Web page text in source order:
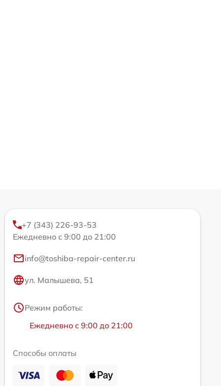
+7 (343) 226-93-53
Ежедневно с 9:00 до 21:00
info@toshiba-repair-center.ru
ул. Малышева, 51
Режим работы:
Ежедневно с 9:00 до 21:00
Способы оплаты